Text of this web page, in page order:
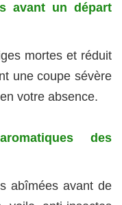
avant un départ
mortes et réduit
une coupe sévère
votre absence.
des
abîmées avant de